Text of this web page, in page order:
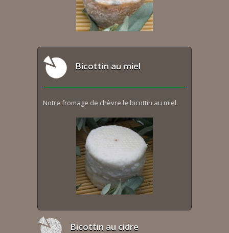
Bicottin au miel
Notre fromage de chèvre le bicottin au miel.
Bicottin au cidre